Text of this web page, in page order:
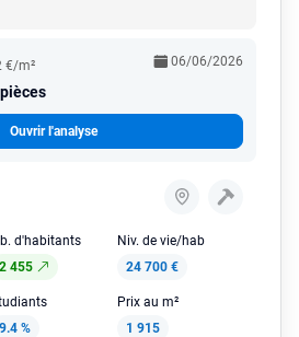
€/m² 06/06/2026
Ouvrir l'analyse
d'habitants
2 455
Niv. de vie/hab
24 700 €
9.4 %
Prix au m²
1 915